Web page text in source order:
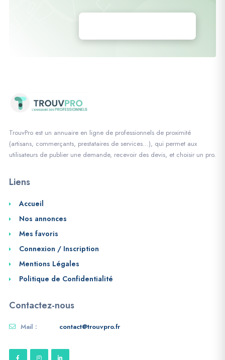
TrouvPro est un annuaire en ligne de professionnels de proximité
(artisans, commerçants, prestataires de services…), qui permet aux
utilisateurs de publier une demande, recevoir des devis, et choisir un pro.
Liens
Accueil
Nos annonces
Mes favoris
Connexion / Inscription
Mentions Légales
Politique de Confidentialité
Contactez-nous
Mail : contact@trouvpro.fr